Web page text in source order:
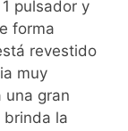
pulsador y
forma
revestido
muy
una gran
brinda la